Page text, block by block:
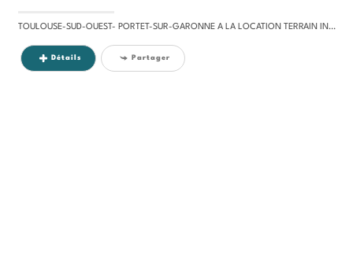
TOULOUSE-SUD-OUEST- PORTET-SUR-GARONNE A LA LOCATION TERRAIN INDUSTRIEL DE 15 000 M² . déalement situé dans une zone...
Détails Partager